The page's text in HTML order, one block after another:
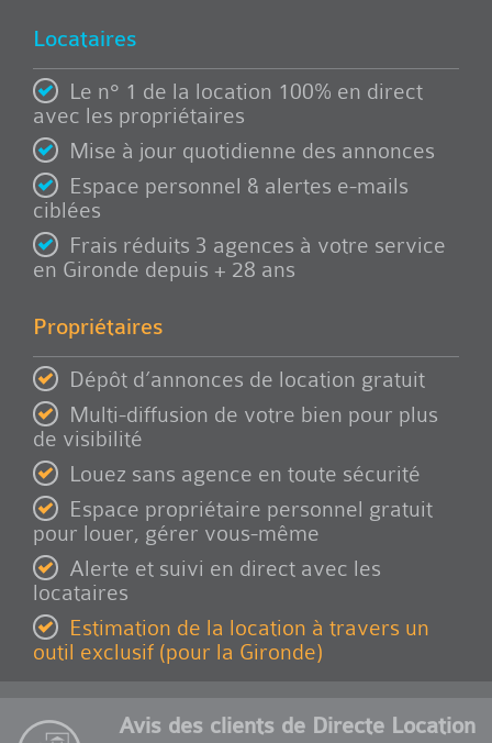
Locataires
Le n° 1 de la location 100% en direct
avec les propriétaires
Mise à jour quotidienne des annonces
Espace personnel & alertes e-mails
ciblées
Frais réduits 3 agences à votre service
en Gironde depuis + 28 ans
Propriétaires
Dépôt d’annonces de location gratuit
Multi-diffusion de votre bien pour plus
de visibilité
Louez sans agence en toute sécurité
Espace propriétaire personnel gratuit
pour louer, gérer vous-même
Alerte et suivi en direct avec les
locataires
Estimation de la location à travers un
outil exclusif (pour la Gironde)
Avis des clients de Directe Location